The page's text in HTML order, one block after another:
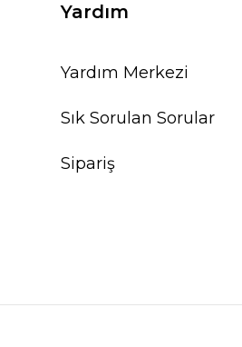
Yardım
Yardım Merkezi
Sık Sorulan Sorular
Sipariş